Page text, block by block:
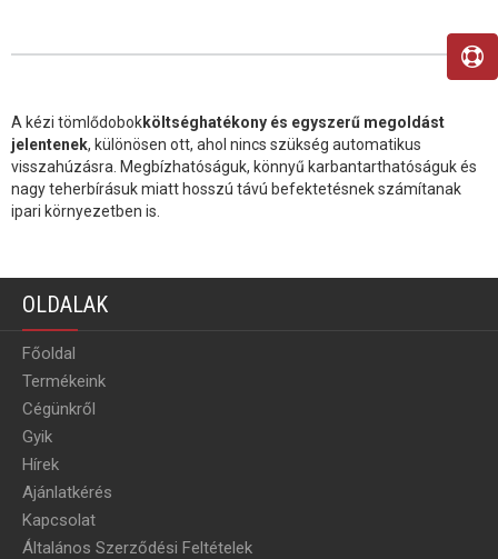
A kézi tömlődobokköltséghatékony és egyszerű megoldást
jelentenek, különösen ott, ahol nincs szükség automatikus
visszahúzásra. Megbízhatóságuk, könnyű karbantarthatóságuk és
nagy teherbírásuk miatt hosszú távú befektetésnek számítanak
ipari környezetben is.
OLDALAK
Főoldal
Termékeink
Cégünkről
Gyik
Hírek
Ajánlatkérés
Kapcsolat
Általános Szerződési Feltételek